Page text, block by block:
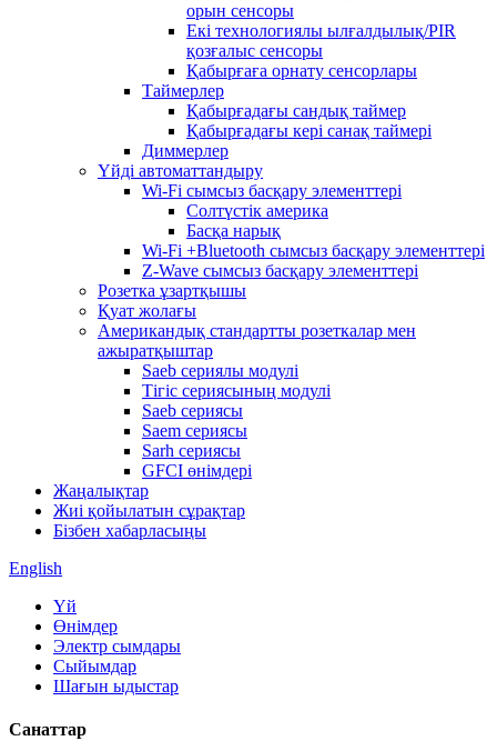
орын сенсоры
Екі технологиялы ылғалдылық/PIR
қозғалыс сенсоры
Қабырғаға орнату сенсорлары
Таймерлер
Қабырғадағы сандық таймер
Қабырғадағы кері санақ таймері
Диммерлер
Үйді автоматтандыру
Wi-Fi сымсыз басқару элементтері
Солтүстік америка
Басқа нарық
Wi-Fi +Bluetooth сымсыз басқару элементтері
Z-Wave сымсыз басқару элементтері
Розетка ұзартқышы
Қуат жолағы
Американдық стандартты розеткалар мен
ажыратқыштар
Saeb сериялы модулі
Тігіс сериясының модулі
Saeb сериясы
Saem сериясы
Sarh сериясы
GFCI өнімдері
Жаңалықтар
Жиі қойылатын сұрақтар
Бізбен хабарласыңы
English
Үй
Өнімдер
Электр сымдары
Сыйымдар
Шағын ыдыстар
Санаттар